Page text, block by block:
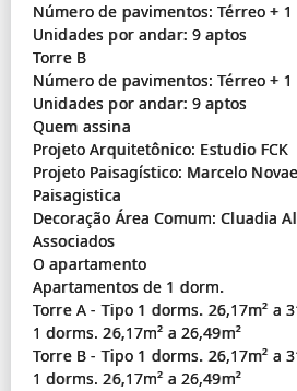
Número de pavimentos: Térreo + 1
Unidades por andar: 9 aptos
Torre B
Número de pavimentos: Térreo + 1
Unidades por andar: 9 aptos
Quem assina
Projeto Arquitetônico: Estudio FCK
Projeto Paisagístico: Marcelo
Paisagistica
Decoração Área Comum: Cluadia
Associados
O apartamento
Apartamentos de 1 dorm.
Torre A - Tipo 1 dorms. 26,17m² a
1 dorms. 26,17m² a 26,49m²
Torre B - Tipo 1 dorms. 26,17m² a
1 dorms. 26,17m² a 26,49m²